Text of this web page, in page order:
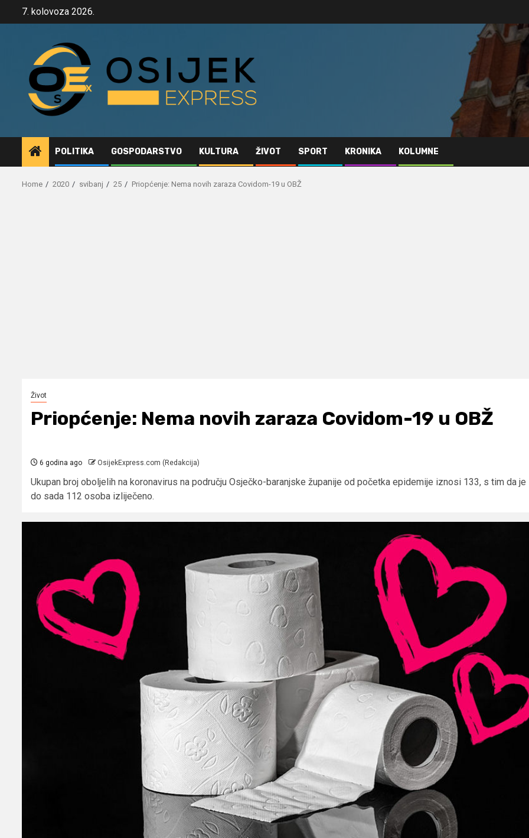
7. kolovoza 2026.
POLITIKA GOSPODARSTVO KULTURA ŽIVOT SPORT KRONIKA KOLUMNE
Home 2020 svibanj 25 Priopćenje: Nema novih zaraza Covidom-19 u OBŽ
Život
Priopćenje: Nema novih zaraza Covidom-19 u OBŽ
6 godina ago OsijekExpress.com (Redakcija)
Ukupan broj oboljelih na koronavirus na području Osječko-baranjske županije od početka epidemije iznosi 133, s tim da je
do sada 112 osoba izliječeno.